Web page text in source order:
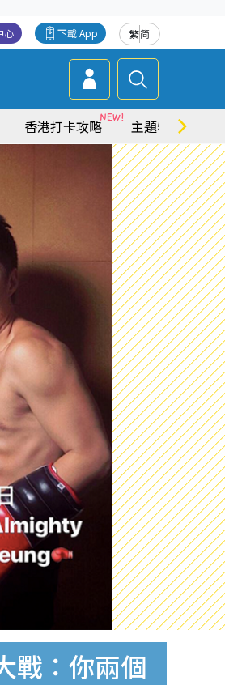
繁简
下載 App
心
香港打卡攻略 主題特集
戰：你兩個